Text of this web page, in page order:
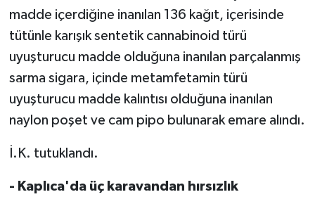
madde içerdiğine inanılan 136 kağıt, içerisinde
tütünle karışık sentetik cannabinoid türü
uyuşturucu madde olduğuna inanılan parçalanmış
sarma sigara, içinde metamfetamin türü
uyuşturucu madde kalıntısı olduğuna inanılan
naylon poşet ve cam pipo bulunarak emare alındı.
İ.K. tutuklandı.
- Kaplıca'da üç karavandan hırsızlık